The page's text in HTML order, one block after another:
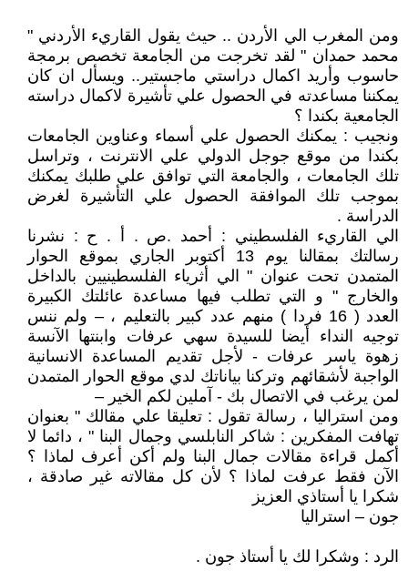
ومن المغرب الي الأردن .. حيث يقول القاريء الأردني "
محمد حمدان " لقد تخرجت من الجامعة تخصص برمجة
حاسوب وأريد اكمال دراستي ماجستير.. ويسأل ان كان
يمكننا مساعدته في الحصول علي تأشيرة لاكمال دراسته
الجامعية بكندا ؟
ونجيب : يمكنك الحصول علي أسماء وعناوين الجامعات
بكندا من موقع جوجل الدولي علي الانترنت ، وتراسل
تلك الجامعات ، والجامعة التي توافق علي طلبك يمكنك
بموجب تلك الموافقة الحصول علي التأشيرة لغرض
الدراسة .
الي القاريء الفلسطيني : أحمد .ص . أ . ح : نشرنا
رسالتك بمقالنا يوم 13 أكتوبر الجاري بموقع الحوار
المتمدن تحت عنوان " الي أثرياء الفلسطينيين بالداخل
والخارج " و التي تطلب فيها مساعدة عائلتك الكبيرة
العدد ( 16 فردا ) منهم عدد كبير بالتعليم ، – ولم ننس
توجيه النداء أيضا للسيدة سهي عرفات وابنتها الآنسة
زهوة ياسر عرفات - لأجل تقديم المساعدة الانسانية
الواجبة لأشقائهم وتركنا بياناتك لدي موقع الحوار المتمدن
لمن يرغب في الاتصال بك - آملين لكم الخير –
ومن استراليا ، رسالة تقول : تعليقا علي مقالك " بعنوان
تهافت المفكرين : شاكر النابلسي وجمال البنا " ، دائما لا
أكمل قراءة مقالات جمال البنا ولم أكن أعرف لماذا ؟
الآن فقط عرفت لماذا ؟ لأن كل مقالاته غير صادقة ،
شكرا يا أستاذي العزيز
جون – استراليا
الرد : وشكرا لك يا أستاذ جون .